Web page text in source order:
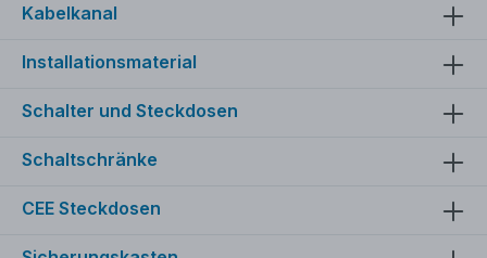
Kabelkanal
Installationsmaterial
Schalter und Steckdosen
Schaltschränke
CEE Steckdosen